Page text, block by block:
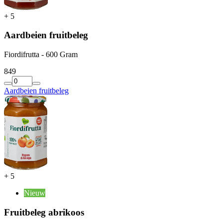
+ 5
Aardbeien fruitbeleg
Fiordifrutta - 600 Gram
849
Aardbeien fruitbeleg
+ 5
Nieuw
Fruitbeleg abrikoos